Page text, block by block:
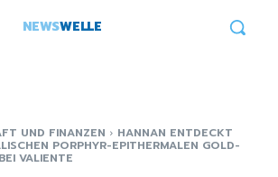
NEWSWELLE
UND FINANZEN HANNAN ENTDECKT
PORPHYR-EPITHERMALEN GOLD-
VALIENTE